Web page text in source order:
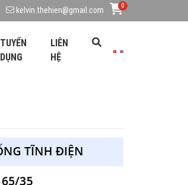
kelvin.thehien@gmail.com 0
TUYỂN
DỤNG
LIÊN
HỆ